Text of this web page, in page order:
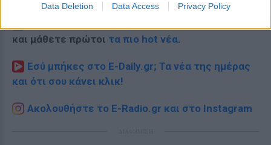
Data Deletion Data Access Privacy Policy
και μάθετε πρώτοι τα πιο hot νέα.
Εσύ μπήκες στο E-Daily.gr; Τα νέα της ημέρας
και ότι σου κάνει κλικ!
Ακολουθήστε το E-Radio.gr και στο Instagram